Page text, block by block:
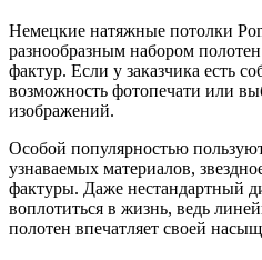
Немецкие натяжные потолки
разнообразным набором
фактур. Если у заказчика есть
возможность фотопечати или
изображений.
Особой популярностью
узнаваемых материалов,
фактуры. Даже нестандартный
воплотиться в жизнь, ведь
полотен впечатляет своей